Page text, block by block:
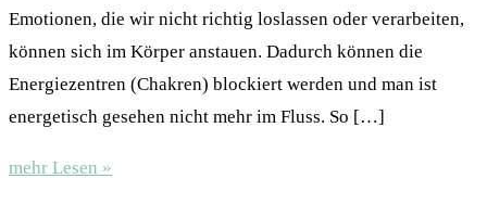
Emotionen, die wir nicht richtig loslassen oder verarbeiten,
können sich im Körper anstauen. Dadurch können die
Energiezentren (Chakren) blockiert werden und man ist
energetisch gesehen nicht mehr im Fluss. So […]
mehr Lesen »